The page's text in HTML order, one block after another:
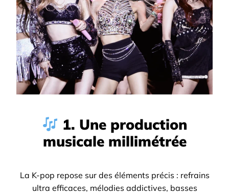
1. Une production
musicale millimétrée
La K-pop repose sur des éléments précis : refrains
ultra efficaces, mélodies addictives, basses